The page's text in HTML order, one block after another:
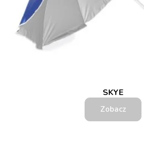
SKYE
Zobacz